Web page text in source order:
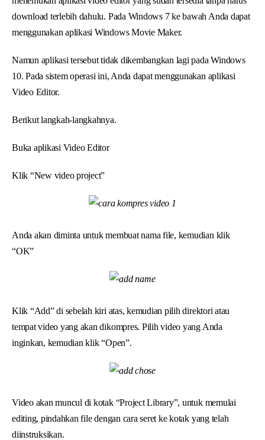
download terlebih dahulu. Pada Windows 7 ke bawah Anda dapat
menggunakan aplikasi Windows Movie Maker.
Namun aplikasi tersebut tidak dikembangkan lagi pada Windows
10. Pada sistem operasi ini, Anda dapat menggunakan aplikasi
Video Editor.
Berikut langkah-langkahnya.
Buka aplikasi Video Editor
Klik “New video project”
Anda akan diminta untuk membuat nama file, kemudian klik
“OK”
Klik “Add” di sebelah kiri atas, kemudian pilih direktori atau
tempat video yang akan dikompres. Pilih video yang Anda
inginkan, kemudian klik “Open”.
Video akan muncul di kotak “Project Library”, untuk memulai
editing, pindahkan file dengan cara seret ke kotak yang telah
diinstruksikan.